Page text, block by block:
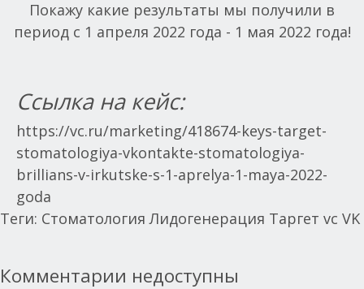
Ссылка на кейс:
https://vc.ru/marketing/418674-keys-target-
stomatologiya-vkontakte-stomatologiya-
brillians-v-irkutske-s-1-aprelya-1-maya-2022-
goda
Теги: Стоматология Лидогенерация Таргет vc VK
body
Комментарии недоступны